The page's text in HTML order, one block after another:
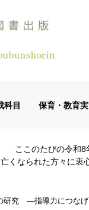
科目 保育・教育
ここのたびの令和
亡くなられた方々に衷
研究 ―指導力につなげ